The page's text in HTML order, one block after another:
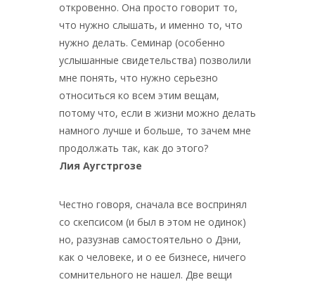
откровенно. Она просто говорит то,
что нужно слышать, и именно то, что
нужно делать. Семинар (особенно
услышанные свидетельства) позволили
мне понять, что нужно серьезно
относиться ко всем этим вещам,
потому что, если в жизни можно делать
намного лучше и больше, то зачем мне
продолжать так, как до этого?
Лия Аугстргозе
Честно говоря, сначала все воспринял
со скепсисом (и был в этом не одинок)
но, разузнав самостоятельно о Дэни,
как о человеке, и о ее бизнесе, ничего
сомнительного не нашел. Две вещи